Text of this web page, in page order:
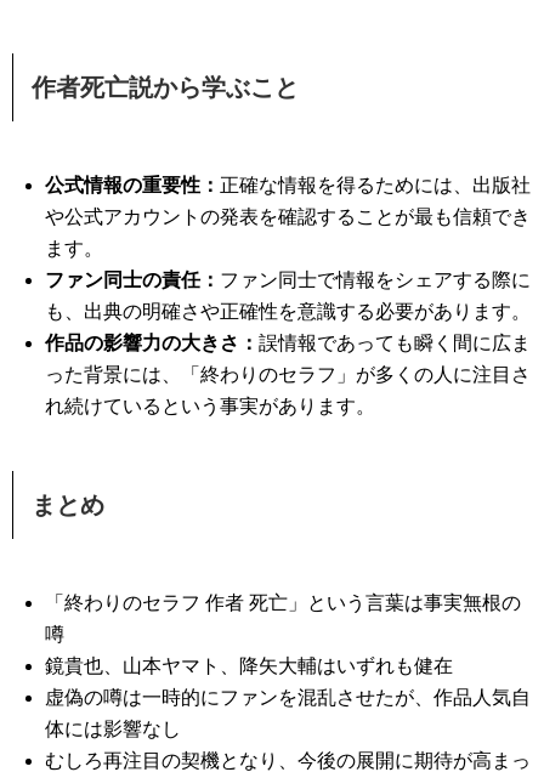
作者死亡説から学ぶこと
公式情報の重要性： 正確な情報を得るためには、出版社
や公式アカウントの発表を確認することが最も信頼でき
ます。
ファン同士の責任： ファン同士で情報をシェアする際に
も、出典の明確さや正確性を意識する必要があります。
作品の影響力の大きさ：誤情報であっても瞬く間に広ま
った背景には、「終わりのセラフ」が多くの人に注目さ
れ続けているという事実があります。
まとめ
「終わりのセラフ 作者 死亡」という言葉は事実無根の
噂
鏡貴也、山本ヤマト、降矢大輔はいずれも健在
虚偽の噂は一時的にファンを混乱させたが、作品人気自
体には影響なし
むしろ再注目の契機となり、今後の展開に期待が高まっ